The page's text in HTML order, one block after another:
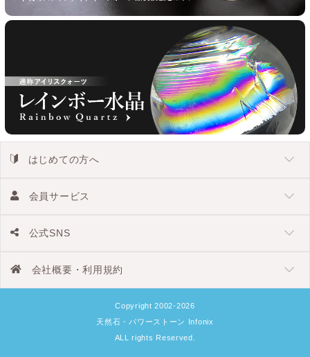
はじめての方へ
会員サービス
公式SNS
会社概要・利用規約
Copyright 2002-2026
天然石・パワーストーン Infonix
ALL rights Reserved.